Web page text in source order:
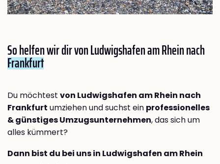
So helfen wir dir von Ludwigshafen am Rhein nach
Frankfurt
Du möchtest von Ludwigshafen am Rhein nach
Frankfurt umziehen und suchst ein professionelles
& günstiges Umzugsunternehmen, das sich um
alles kümmert?
Dann bist du bei uns in Ludwigshafen am Rhein